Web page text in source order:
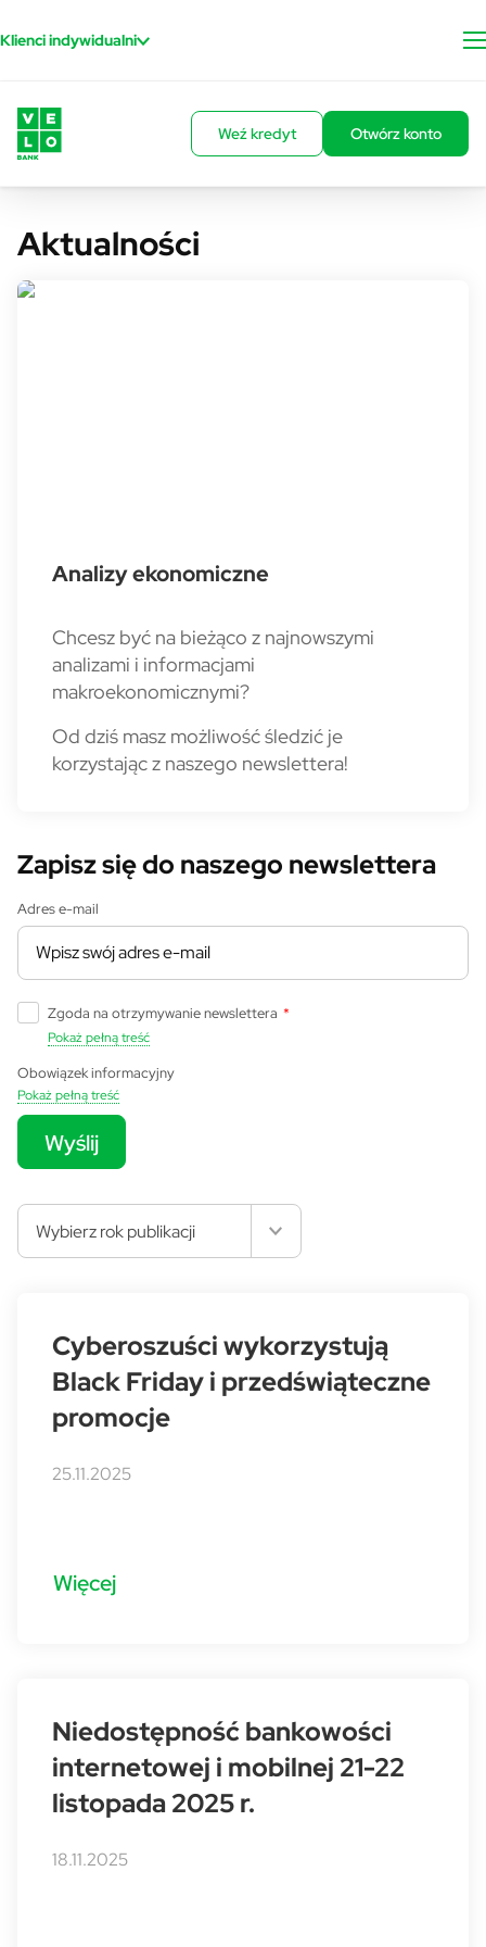
Klienci indywidualni
Weź kredyt Otwórz konto
Aktualności
Analizy ekonomiczne
Chcesz być na bieżąco z najnowszymi
analizami i informacjami
makroekonomicznymi?
Od dziś masz możliwość śledzić je
korzystając z naszego newslettera!
Zapisz się do naszego newslettera
Adres e-mail
Zgoda na otrzymywanie newslettera *
Pokaż pełną treść
Obowiązek informacyjny
Pokaż pełną treść
Wyślij
Wybierz rok publikacji
Cyberoszuści wykorzystują
Black Friday i przedświąteczne
promocje
25.11.2025
Więcej
Niedostępność bankowości
internetowej i mobilnej 21-22
listopada 2025 r.
18.11.2025